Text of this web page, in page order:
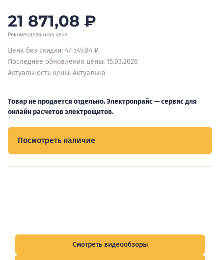
21 871,08 ₽
Рекомендованная цена
Цена без скидки: 47 545,84 ₽
Последнее обновления цены: 15.03.2026
Актуальность цены: Актуальна
Товар не продается отдельно. Электропрайс — сервис для
онлайн расчетов электрощитов.
Посмотреть наличие
Смотреть видеообзоры